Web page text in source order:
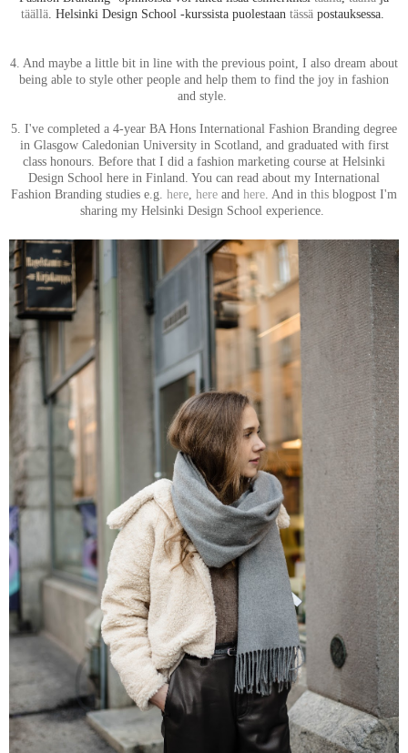
täällä. Helsinki Design School -kurssista puolestaan tässäpostauksessa.
4. And maybe a little bit in line with the previous point, I also dream about
being able to style other people and help them to find the joy in fashion
and style.
5. I've completed a 4-year BA Hons International Fashion Branding degree
in Glasgow Caledonian University in Scotland, and graduated with first
class honours. Before that I did a fashion marketing course at Helsinki
Design School here in Finland. You can read about my International
Fashion Branding studies e.g. here, here and here. And in this blogpost I'm
sharing my Helsinki Design School experience.